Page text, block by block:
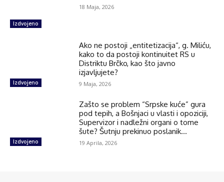
Izdvojeno
18 Maja, 2026
Izdvojeno
Ako ne postoji „entitetizacija“, g. Miliću,
kako to da postoji kontinuitet RS u
Distriktu Brčko, kao što javno
izjavljujete?
9 Maja, 2026
Izdvojeno
Zašto se problem “Srpske kuće” gura
pod tepih, a Bošnjaci u vlasti i opoziciji,
Supervizor i nadležni organi o tome
šute? Šutnju prekinuo poslanik...
19 Aprila, 2026